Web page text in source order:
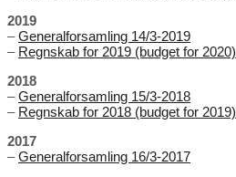
2019
–Generalforsamling 14/3-2019
– Regnskab for 2019 (budget for 2020)
2018
–Generalforsamling 15/3-2018
– Regnskab for 2018 (budget for 2019)
2017
–Generalforsamling 16/3-2017